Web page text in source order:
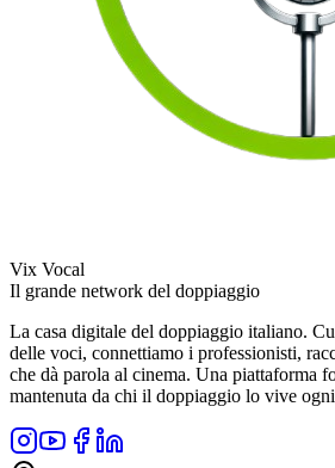
Vix Vocal
Il grande network del doppiaggio
La casa digitale del doppiaggio italiano.
delle voci, connettiamo i professionisti,
che dà parola al cinema. Una piattaforma
mantenuta da chi il doppiaggio lo vive